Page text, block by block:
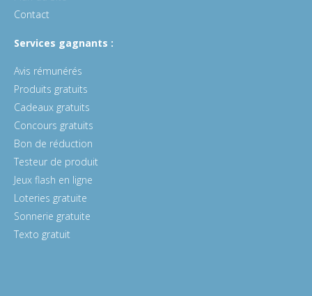
Contact
Services gagnants :
Avis rémunérés
Produits gratuits
Cadeaux gratuits
Concours gratuits
Bon de réduction
Testeur de produit
Jeux flash en ligne
Loteries gratuite
Sonnerie gratuite
Texto gratuit